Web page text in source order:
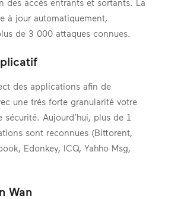
des accès entrants et sortants. La
à jour automatiquement,
de 3 000 attaques connues.
des applications afin de
une trés forte granularité votre
sécurité. Aujourd’hui, plus de 1
sont reconnues (Bittorent,
Edonkey, ICQ, Yahho Msg,
Wan